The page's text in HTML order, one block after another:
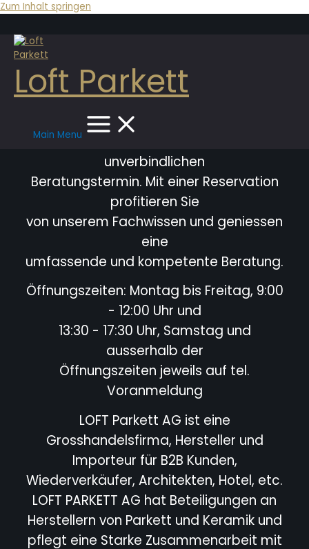
Zum Inhalt springen
Loft Parkett
Main Menu
Bitte vereinbaren Sie immer einen
unverbindlichen
Beratungstermin. Mit einer Reservation
profitieren Sie
von unserem Fachwissen und geniessen
eine
umfassende und kompetente Beratung.
Öffnungszeiten: Montag bis Freitag, 9:00
- 12:00 Uhr und
13:30 - 17:30 Uhr, Samstag und
ausserhalb der
Öffnungszeiten jeweils auf tel.
Voranmeldung
LOFT Parkett AG ist eine
Grosshandelsfirma, Hersteller und
Importeur für B2B Kunden,
Wiederverkäufer, Architekten, Hotel, etc.
LOFT PARKETT AG hat Beteiligungen an
Herstellern von Parkett und Keramik und
pflegt eine Starke Zusammenarbeit mit